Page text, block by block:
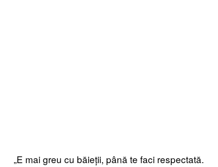
„E mai greu cu băieții, până te faci respectată.